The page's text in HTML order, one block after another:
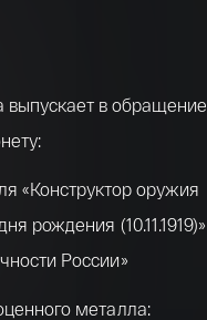
выпускает в обращение
«Конструктор оружия
рождения (10.11.1919)»
России»
металла: